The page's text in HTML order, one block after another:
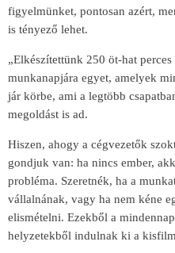
figyelmünket, pontosan azért,
is tényező lehet.
„Elkészítettünk 250 öt-hat
munkanapjára egyet, amelyek
jár körbe, ami a legtöbb
megoldást is ad.
Hiszen, ahogy a cégvezetők
gondjuk van: ha nincs ember,
probléma. Szeretnék, ha a
vállalnának, vagy ha nem kéne
elismételni. Ezekből a
helyzetekből indulnak ki a